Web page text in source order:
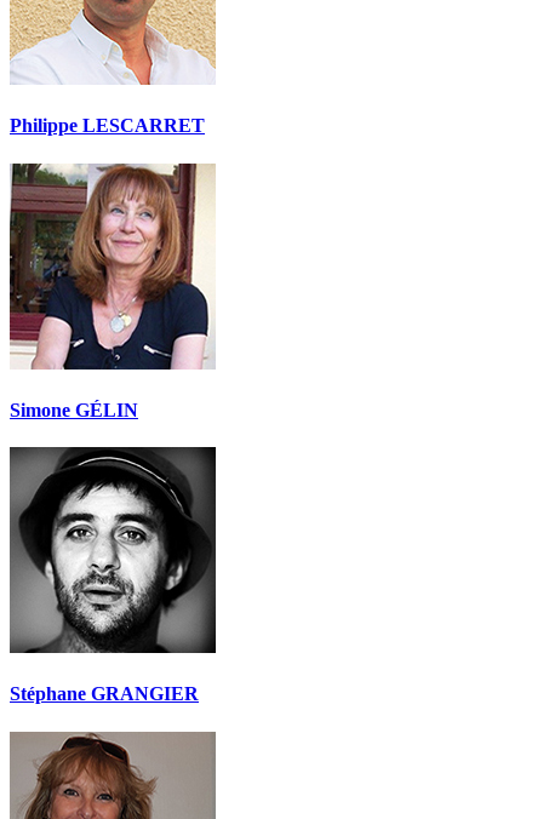
Philippe LESCARRET
Simone GÉLIN
Stéphane GRANGIER